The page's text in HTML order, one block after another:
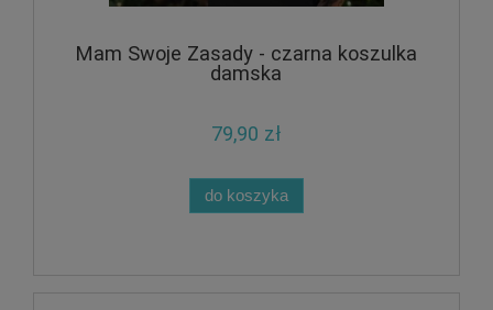
Mam Swoje Zasady - czarna koszulka
damska
79,90 zł
do koszyka